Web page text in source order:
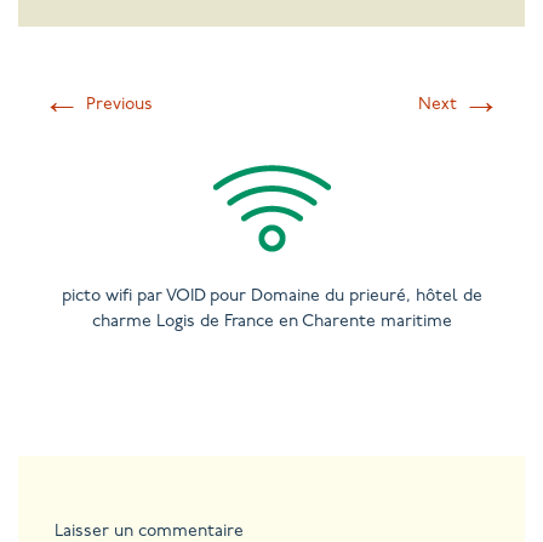
← Previous Next →
picto wifi par VOID pour Domaine du prieuré, hôtel de
charme Logis de France en Charente maritime
Laisser un commentaire